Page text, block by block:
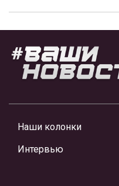
Наши колонки
Интервью